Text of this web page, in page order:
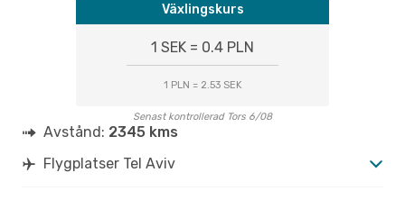
Växlingskurs
1 SEK = 0.4 PLN
1 PLN = 2.53 SEK
Senast kontrollerad Tors 6/08
Avstånd: 2345 kms
Flygplatser Tel Aviv